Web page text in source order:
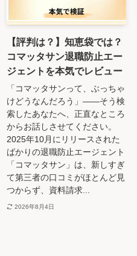
【評判は？】知恵袋では？
コマッタサン退職防止エー
ジェントを本気でレビュー
「コマッタサンって、ぶっちゃ
けどうなんだろう」――そう検
索したあなたへ、正直なところ
からお話しさせてください。
2025年10月にリリースされた
ばかりの退職防止エージェント
「コマッタサン」は、新しすぎ
て第三者の口コミがほとんど見
つからず、資料請求...
2026年8月4日